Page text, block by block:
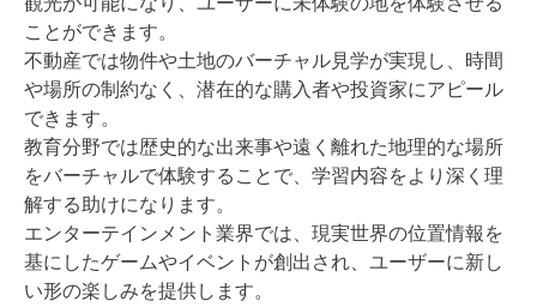
ことができます。
不動産では物件や土地のバーチャル見学が実現し、時間
や場所の制約なく、潜在的な購入者や投資家にアピール
できます。
教育分野では歴史的な出来事や遠く離れた地理的な場所
をバーチャルで体験することで、学習内容をより深く理
解する助けになります。
エンターテインメント業界では、現実世界の位置情報を
基にしたゲームやイベントが創出され、ユーザーに新し
い形の楽しみを提供します。